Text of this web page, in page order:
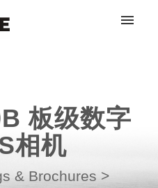
板级数字
相机
& Brochures >